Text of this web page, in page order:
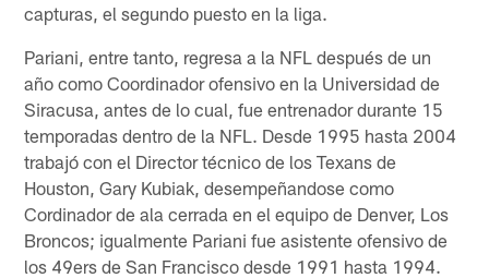
capturas, el segundo puesto en la liga.
Pariani, entre tanto, regresa a la NFL después de un
año como Coordinador ofensivo en la Universidad de
Siracusa, antes de lo cual, fue entrenador durante 15
temporadas dentro de la NFL. Desde 1995 hasta 2004
trabajó con el Director técnico de los Texans de
Houston, Gary Kubiak, desempeñandose como
Cordinador de ala cerrada en el equipo de Denver, Los
Broncos; igualmente Pariani fue asistente ofensivo de
los 49ers de San Francisco desde 1991 hasta 1994.